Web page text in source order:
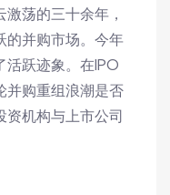
荡的三十余年，
的并购市场。今年
活跃迹象。在IPO
并购重组浪潮是否
机构与上市公司